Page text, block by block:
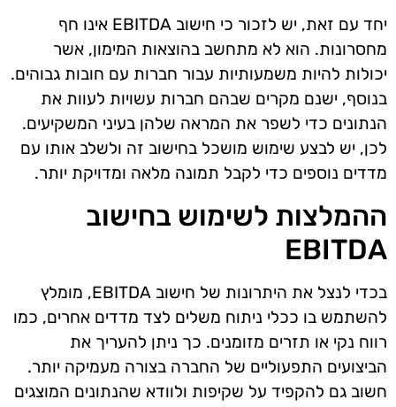
יחד עם זאת, יש לזכור כי חישוב EBITDA אינו חף
מחסרונות. הוא לא מתחשב בהוצאות המימון, אשר
יכולות להיות משמעותיות עבור חברות עם חובות גבוהים.
בנוסף, ישנם מקרים שבהם חברות עשויות לעוות את
הנתונים כדי לשפר את המראה שלהן בעיני המשקיעים.
לכן, יש לבצע שימוש מושכל בחישוב זה ולשלב אותו עם
מדדים נוספים כדי לקבל תמונה מלאה ומדויקת יותר.
ההמלצות לשימוש בחישוב
EBITDA
בכדי לנצל את היתרונות של חישוב EBITDA, מומלץ
להשתמש בו ככלי ניתוח משלים לצד מדדים אחרים, כמו
רווח נקי או תזרים מזומנים. כך ניתן להעריך את
הביצועים התפעוליים של החברה בצורה מעמיקה יותר.
חשוב גם להקפיד על שקיפות ולוודא שהנתונים המוצגים